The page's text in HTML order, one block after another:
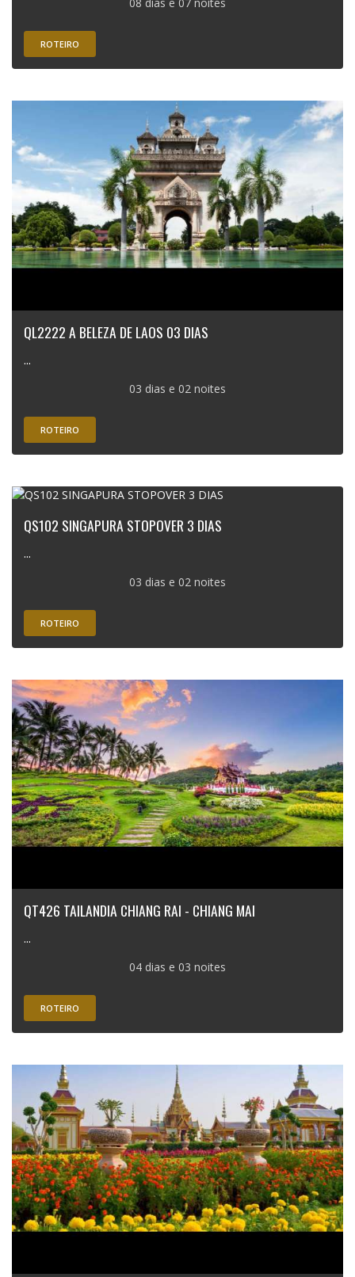
ROTEIRO
QL2222 A BELEZA DE LAOS 03 DIAS
...
03 dias e 02 noites
ROTEIRO
QS102 SINGAPURA STOPOVER 3 DIAS
...
03 dias e 02 noites
ROTEIRO
QT426 TAILANDIA CHIANG RAI - CHIANG MAI
...
04 dias e 03 noites
ROTEIRO